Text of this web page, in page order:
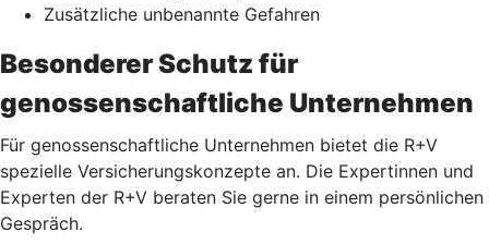
Zusätzliche unbenannte Gefahren
Besonderer Schutz für
genossenschaftliche Unternehmen
Für genossenschaftliche Unternehmen bietet die R+V
spezielle Versicherungskonzepte an. Die Expertinnen und
Experten der R+V beraten Sie gerne in einem persönlichen
Gespräch.